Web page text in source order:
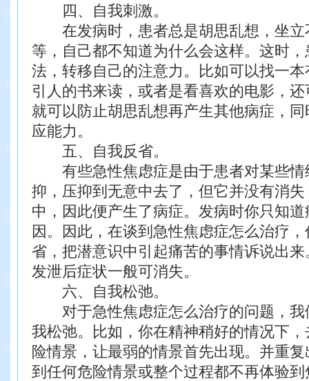
四、自我刺激。
在发病时，患者总是胡思乱想，坐立
等，自己都不知道为什么会这样。这时
法，转移自己的注意力。比如可以找一
引人的书来读，或者是看喜欢的电影，
就可以防止胡思乱想再产生其他病症，
应能力。
五、自我反省。
有些急性焦虑症是由于患者对某些情
抑，压抑到无意中去了，但它并没有消
中，因此便产生了病症。发病时你只知
因。因此，在谈到急性焦虑症怎么治疗
省，把潜意识中引起痛苦的事情诉说出
发泄后症状一般可消失。
六、自我松弛。
对于急性焦虑症怎么治疗的问题，我
我松弛。比如，你在精神稍好的情况下
险情景，让最弱的情景首先出现。并重
到任何危险情景或整个过程都不再体验